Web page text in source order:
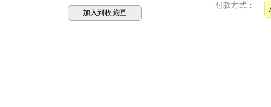
加入到收藏匣
付款方式：